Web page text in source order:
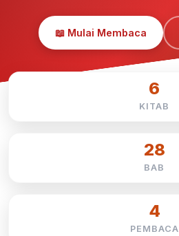
📖 Mulai Membaca
6
KITAB
28
BAB
4
PEMBACA